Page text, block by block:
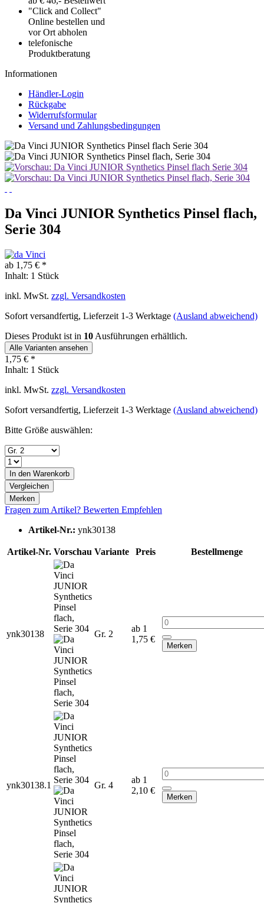
"Click and Collect"
Online bestellen und
vor Ort abholen
telefonische
Produktberatung
Informationen
Händler-Login
Rückgabe
Widerrufsformular
Versand und Zahlungsbedingungen
Da Vinci JUNIOR Synthetics Pinsel flach,
Serie 304
ab 1,75 € *
Inhalt: 1 Stück
inkl. MwSt. zzgl. Versandkosten
Sofort versandfertig, Lieferzeit 1-3 Werktage (Ausland abweichend)
Dieses Produkt ist in 10 Ausführungen erhältlich.
Alle Varianten ansehen
1,75 € *
Inhalt: 1 Stück
inkl. MwSt. zzgl. Versandkosten
Sofort versandfertig, Lieferzeit 1-3 Werktage (Ausland abweichend)
Bitte Größe auswählen:
In den Warenkorb
Vergleichen
Merken
Fragen zum Artikel? Bewerten Empfehlen
Artikel-Nr.: ynk30138
Artikel-Nr. Vorschau Variante Preis Bestellmenge
ynk30138 Gr. 2
ab 1
1,75 €
Merken
ynk30138.1 Gr. 4
ab 1
2,10 €
Merken